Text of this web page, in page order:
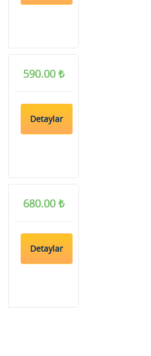
590.00 ₺
Detaylar
680.00 ₺
Detaylar